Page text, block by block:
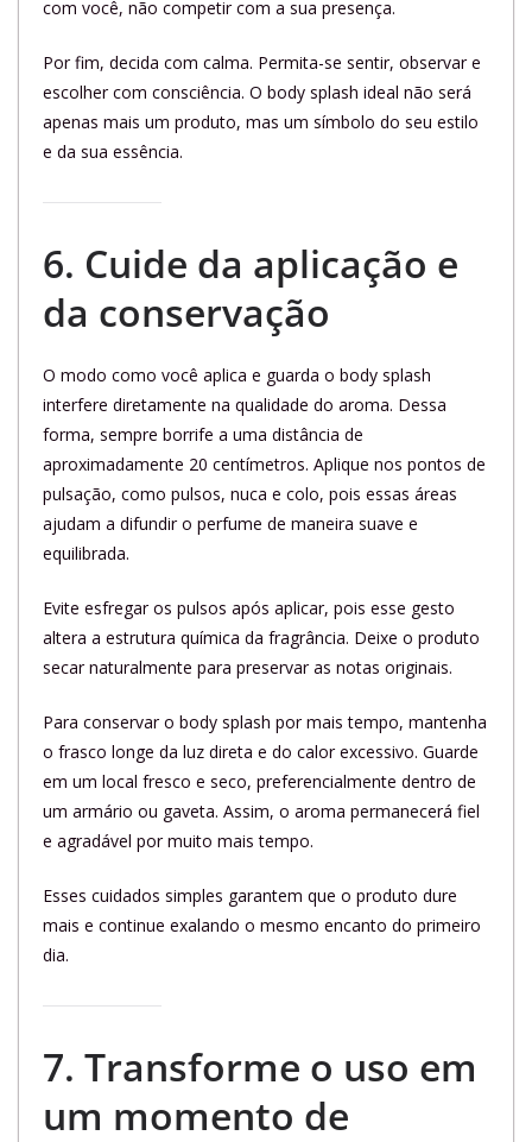
com você, não competir com a sua presença.
Por fim, decida com calma. Permita-se sentir, observar e
escolher com consciência. O body splash ideal não será
apenas mais um produto, mas um símbolo do seu estilo
e da sua essência.
6. Cuide da aplicação e
da conservação
O modo como você aplica e guarda o body splash
interfere diretamente na qualidade do aroma. Dessa
forma, sempre borrife a uma distância de
aproximadamente 20 centímetros. Aplique nos pontos de
pulsação, como pulsos, nuca e colo, pois essas áreas
ajudam a difundir o perfume de maneira suave e
equilibrada.
Evite esfregar os pulsos após aplicar, pois esse gesto
altera a estrutura química da fragrância. Deixe o produto
secar naturalmente para preservar as notas originais.
Para conservar o body splash por mais tempo, mantenha
o frasco longe da luz direta e do calor excessivo. Guarde
em um local fresco e seco, preferencialmente dentro de
um armário ou gaveta. Assim, o aroma permanecerá fiel
e agradável por muito mais tempo.
Esses cuidados simples garantem que o produto dure
mais e continue exalando o mesmo encanto do primeiro
dia.
7. Transforme o uso em
um momento de